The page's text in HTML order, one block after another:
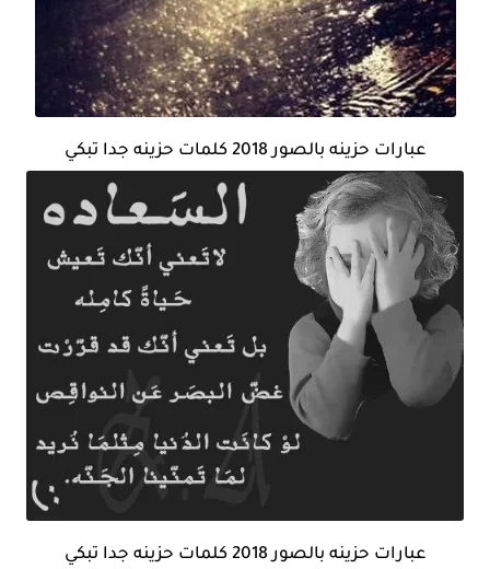
عبارات حزينه بالصور 2018 كلمات حزينه جدا تبكي
عبارات حزينه بالصور 2018 كلمات حزينه جدا تبكي